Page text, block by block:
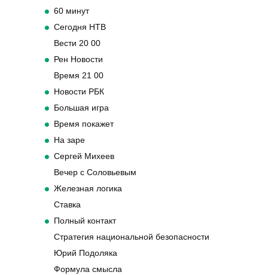
60 минут
Сегодня НТВ
Вести 20 00
Рен Новости
Время 21 00
Новости РБК
Большая игра
Время покажет
На заре
Сергей Михеев
Вечер с Соловьевым
Железная логика
Ставка
Полный контакт
Стратегия национальной безопасности
Юрий Подоляка
Формула смысла